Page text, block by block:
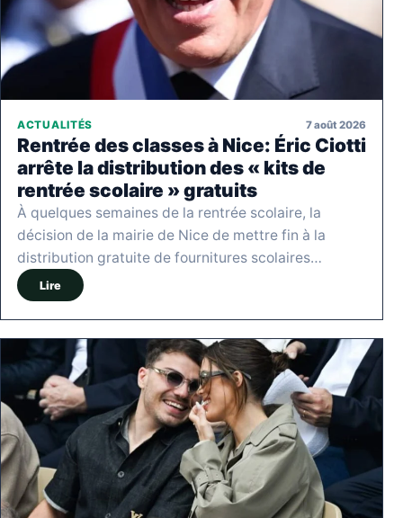
ACTUALITÉS 7 août 2026
Rentrée des classes à Nice: Éric Ciotti
arrête la distribution des « kits de
rentrée scolaire » gratuits
À quelques semaines de la rentrée scolaire, la
décision de la mairie de Nice de mettre fin à la
distribution gratuite de fournitures scolaires…
Lire